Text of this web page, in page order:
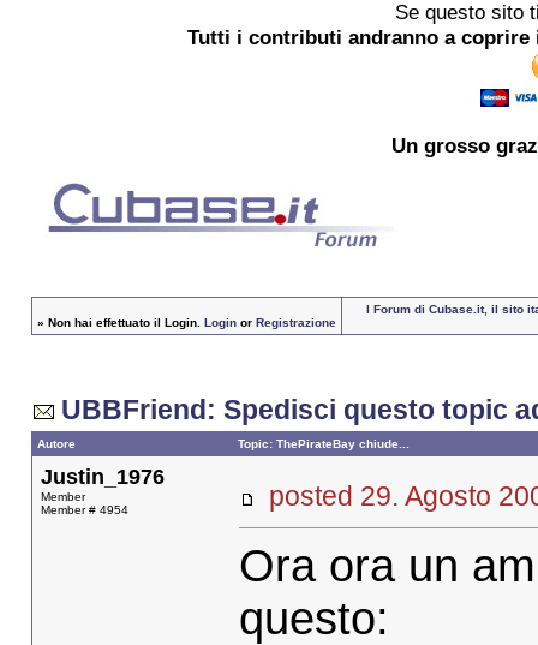
Se questo sito
Tutti i contributi andranno a
Un grosso
» Non hai effettuato il Login. Loginor Registrazione
I Forum di Cubase.it, il sito
UBBFriend: Spedisci questo topic
Autore Topic: ThePirateBay chiude...
Justin_1976
Member
Member # 4954
posted 29. Agosto
Ora ora un
questo: